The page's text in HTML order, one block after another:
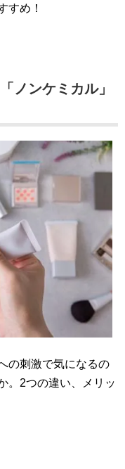
すめ！
ノンケミカル」
の刺激で気になるの
。2つの違い、メリッ